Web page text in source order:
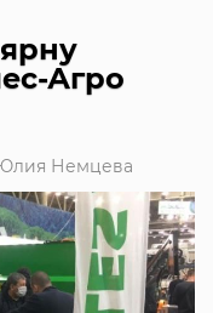
Агро
Немцева